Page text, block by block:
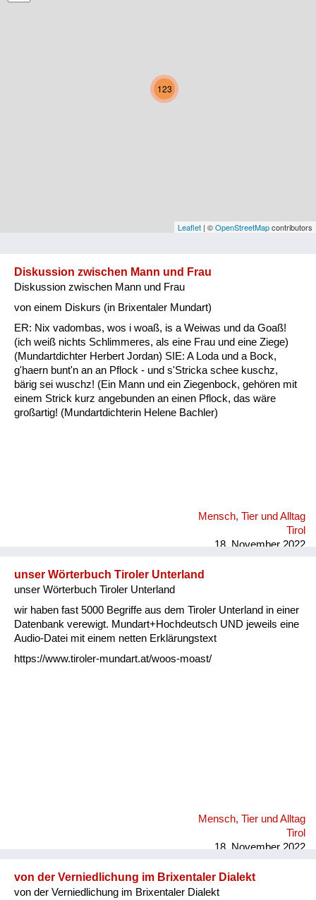
Niederösterreich
Oberösterreich
Vorarlberg
Kategorie
Natur und Landwirtschaft
Fluchen und Reden
Mensch, Tier und Alltag
Schmankerln und
123
Leaflet | ©OpenStreetMapcontributors
Diskussion zwischen Mann und Frau
Diskussion zwischen Mann und Frau
von einem Diskurs (in Brixentaler Mundart)
ER: Nix vadombas, wos i woaß, is a Weiwas und da Goaß!
(ich weiß nichts Schlimmeres, als eine Frau und eine Ziege)
(Mundartdichter Herbert Jordan) SIE: A Loda und a Bock,
g'haern bunt'n an an Pflock - und s'Stricka schee kuschz,
bärig sei wuschz! (Ein Mann und ein Ziegenbock, gehören mit
einem Strick kurz angebunden an einen Pflock, das wäre
großartig! (Mundartdichterin Helene Bachler)
Mensch, Tier und Alltag
Tirol
18. November 2022
unser Wörterbuch Tiroler Unterland
unser Wörterbuch Tiroler Unterland
wir haben fast 5000 Begriffe aus dem Tiroler Unterland in einer
Datenbank verewigt. Mundart+Hochdeutsch UND jeweils eine
Audio-Datei mit einem netten Erklärungstext
https://www.tiroler-mundart.at/woos-moast/
Mensch, Tier und Alltag
Tirol
18. November 2022
von der Verniedlichung im Brixentaler Dialekt
von der Verniedlichung im Brixentaler Dialekt